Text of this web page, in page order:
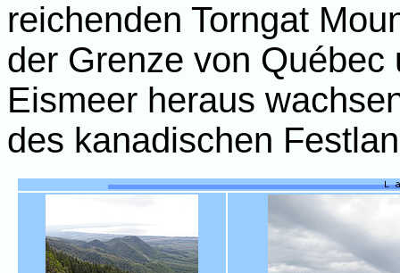
reichenden Torngat
der Grenze von
Eismeer heraus
des kanadischen